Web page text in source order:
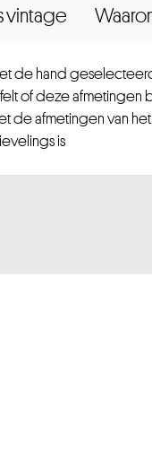
vintage
de hand
of deze afmetingen
de afmetingen van
is